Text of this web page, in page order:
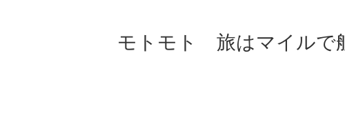
モトモト 旅はマイルで